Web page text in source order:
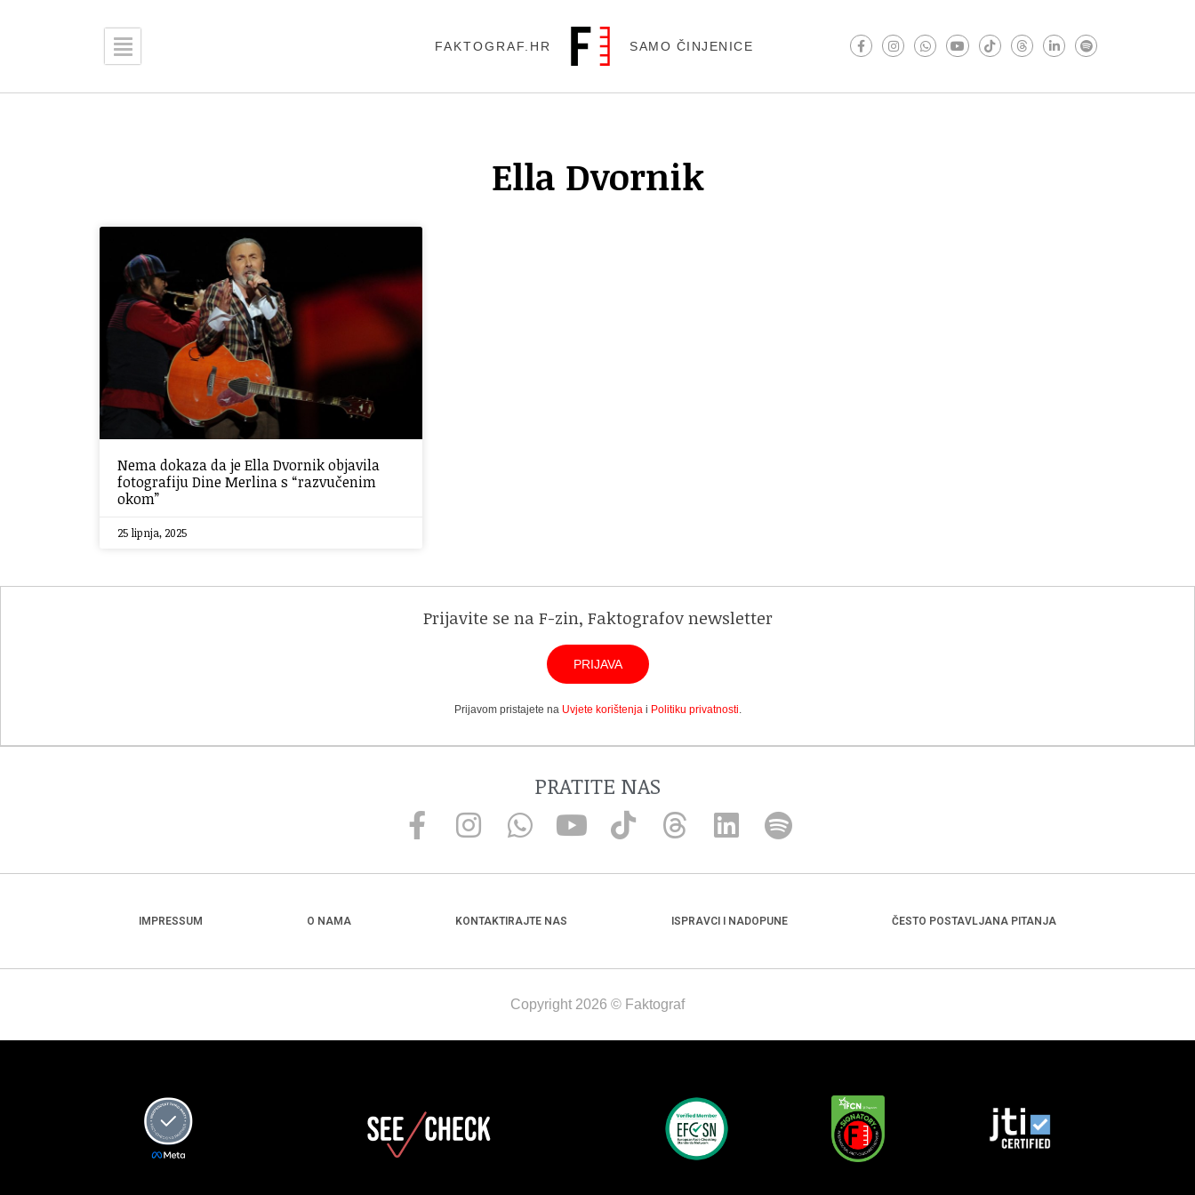
FAKTOGRAF.HR SAMO ČINJENICE
Ella Dvornik
Nema dokaza da je Ella Dvornik objavila
fotografiju Dine Merlina s “razvučenim
okom”
25 lipnja, 2025
Prijavite se na F-zin, Faktografov newsletter
PRIJAVA
Prijavom pristajete na Uvjete korištenjai Politiku privatnosti.
PRATITE NAS
IMPRESSUM O NAMA KONTAKTIRAJTE NAS ISPRAVCI I NADOPUNE ČESTO POSTAVLJANA PITANJA
Copyright 2026 © Faktograf